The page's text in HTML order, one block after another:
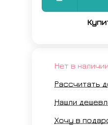
Нет в наличии
Рассчитать
Нашли
Хочу в